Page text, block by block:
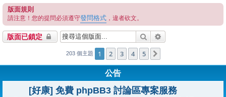
版面規則
請注意！您的提問必須遵守發問格式 ，違者砍文。
版面已鎖定 搜尋
203 個主題 1 2 3 4 5
公告
[好康] 免費 phpBB3 討論區專案服務